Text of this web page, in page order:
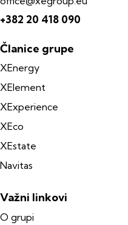
+382 20 418 090
Članice grupe
XEnergy
XElement
XExperience
XEco
XEstate
Navitas
Važni linkovi
O grupi